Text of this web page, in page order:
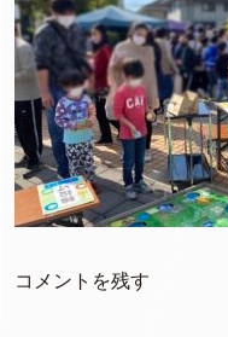
コメントを残す